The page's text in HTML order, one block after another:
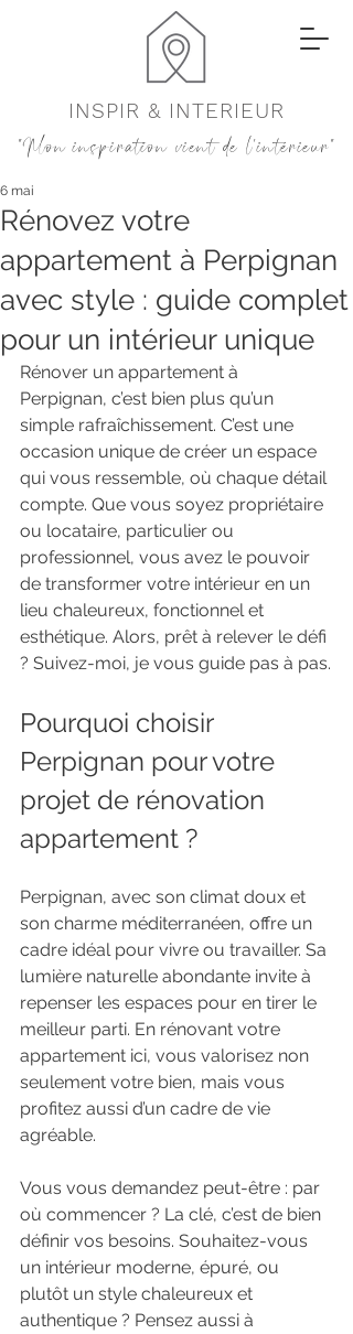
INSPIR & INTERIEUR
"Mon inspiration vient de l'intérieur"
Rénovez votre
appartement à Perpignan
avec style : guide complet
pour un intérieur unique
6 mai
Rénover un appartement à
Perpignan, c’est bien plus qu’un
simple rafraîchissement. C’est une
occasion unique de créer un espace
qui vous ressemble, où chaque détail
compte. Que vous soyez propriétaire
ou locataire, particulier ou
professionnel, vous avez le pouvoir
de transformer votre intérieur en un
lieu chaleureux, fonctionnel et
esthétique. Alors, prêt à relever le défi
? Suivez-moi, je vous guide pas à pas.
Pourquoi choisir
Perpignan pour votre
projet de rénovation
appartement ?
Perpignan, avec son climat doux et
son charme méditerranéen, offre un
cadre idéal pour vivre ou travailler. Sa
lumière naturelle abondante invite à
repenser les espaces pour en tirer le
meilleur parti. En rénovant votre
appartement ici, vous valorisez non
seulement votre bien, mais vous
profitez aussi d’un cadre de vie
agréable.
Vous vous demandez peut-être : par
où commencer ? La clé, c’est de bien
définir vos besoins. Souhaitez-vous
un intérieur moderne, épuré, ou
plutôt un style chaleureux et
authentique ? Pensez aussi à